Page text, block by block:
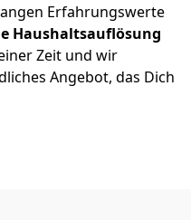
Erfahrungswerte
Haushaltsauflösung
Zeit und wir
Angebot, das Dich